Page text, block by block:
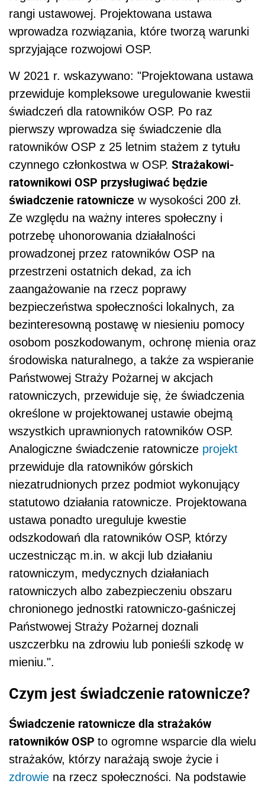
rangi ustawowej. Projektowana ustawa
wprowadza rozwiązania, które tworzą warunki
sprzyjające rozwojowi OSP.
W 2021 r. wskazywano: "Projektowana ustawa
przewiduje kompleksowe uregulowanie kwestii
świadczeń dla ratowników OSP. Po raz
pierwszy wprowadza się świadczenie dla
ratowników OSP z 25 letnim stażem z tytułu
czynnego członkostwa w OSP. Strażakowi-
ratownikowi OSP przysługiwać będzie
świadczenie ratownicze w wysokości 200 zł.
Ze względu na ważny interes społeczny i
potrzebę uhonorowania działalności
prowadzonej przez ratowników OSP na
przestrzeni ostatnich dekad, za ich
zaangażowanie na rzecz poprawy
bezpieczeństwa społeczności lokalnych, za
bezinteresowną postawę w niesieniu pomocy
osobom poszkodowanym, ochronę mienia oraz
środowiska naturalnego, a także za wspieranie
Państwowej Straży Pożarnej w akcjach
ratowniczych, przewiduje się, że świadczenia
określone w projektowanej ustawie obejmą
wszystkich uprawnionych ratowników OSP.
Analogiczne świadczenie ratownicze projekt
przewiduje dla ratowników górskich
niezatrudnionych przez podmiot wykonujący
statutowo działania ratownicze. Projektowana
ustawa ponadto ureguluje kwestie
odszkodowań dla ratowników OSP, którzy
uczestnicząc m.in. w akcji lub działaniu
ratowniczym, medycznych działaniach
ratowniczych albo zabezpieczeniu obszaru
chronionego jednostki ratowniczo-gaśniczej
Państwowej Straży Pożarnej doznali
uszczerbku na zdrowiu lub ponieśli szkodę w
mieniu.".
Czym jest świadczenie ratownicze?
Świadczenie ratownicze dla strażaków
ratowników OSP to ogromne wsparcie dla wielu
strażaków, którzy narażają swoje życie i
zdrowie na rzecz społeczności. Na podstawie